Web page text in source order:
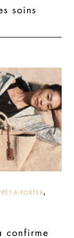
soins
À-PORTER,
confirme